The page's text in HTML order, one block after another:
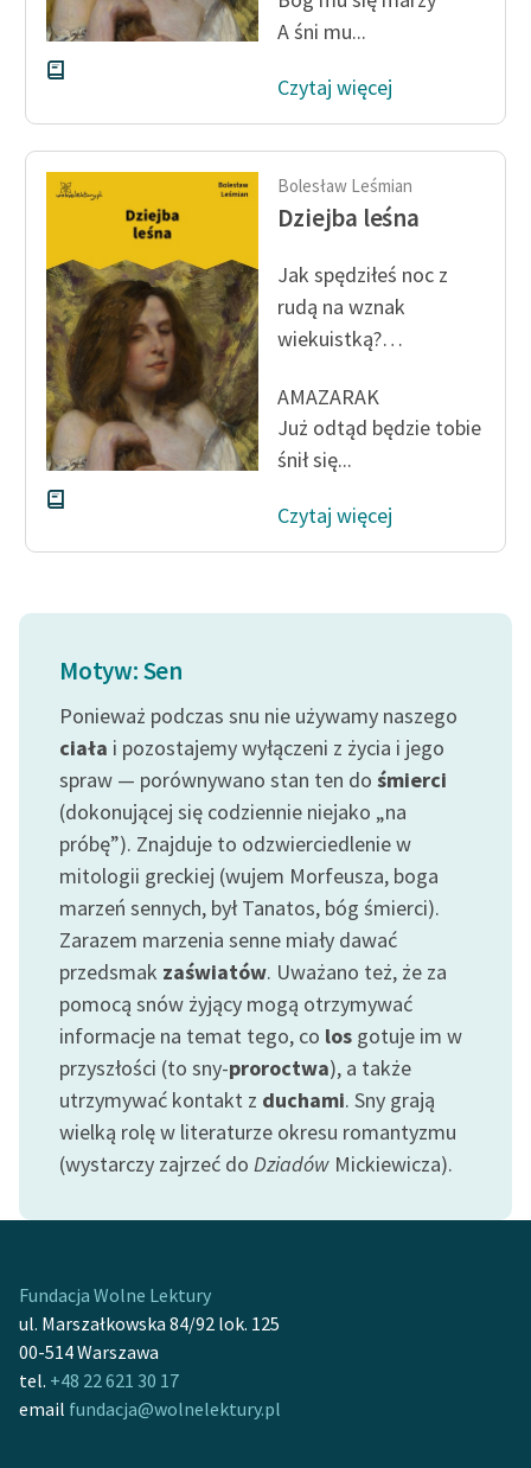
Wolnych Lektur
Logotypy
Polityka prywatności
Regulamin biblioteki
Dane fundacji i
sprawozdania finansowe
Regulamin darowizn
Informacja o treściach
wrażliwych
Deklaracja dostępności
A śni mu...
Czytaj więcej
Bolesław Leśmian
Dziejba leśna
Jak spędziłeś noc z
rudą na wznak
wiekuistką?…
AMAZARAK
Już odtąd będzie tobie
śnił się...
Czytaj więcej
Motyw: Sen
Ponieważ podczas snu nie używamy naszego
ciała i pozostajemy wyłączeni z życia i jego
spraw — porównywano stan ten do śmierci
(dokonującej się codziennie niejako „na
próbę”). Znajduje to odzwierciedlenie w
mitologii greckiej (wujem Morfeusza, boga
marzeń sennych, był Tanatos, bóg śmierci).
Zarazem marzenia senne miały dawać
przedsmak zaświatów. Uważano też, że za
pomocą snów żyjący mogą otrzymywać
informacje na temat tego, co los gotuje im w
przyszłości (to sny-proroctwa), a także
utrzymywać kontakt z duchami. Sny grają
wielką rolę w literaturze okresu romantyzmu
(wystarczy zajrzeć do Dziadów Mickiewicza).
Fundacja Wolne Lektury
ul. Marszałkowska 84/92 lok. 125
00-514 Warszawa
tel. +48 22 621 30 17
email fundacja@wolnelektury.pl